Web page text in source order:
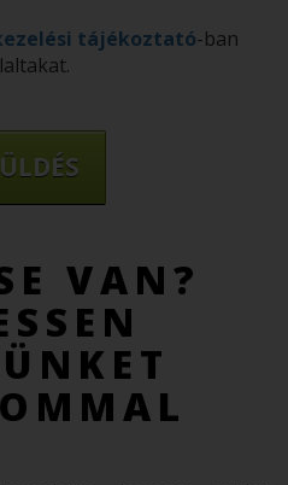
tájékoztató-ban
VAN?